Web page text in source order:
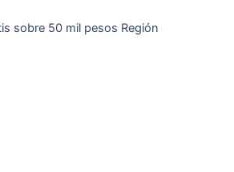
sobre 50 mil pesos Región